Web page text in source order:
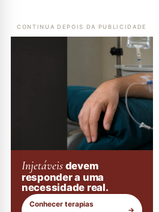
CONTINUA DEPOIS DA PUBLICIDADE
Injetáveisdevem
responder a uma
necessidade real.
Conhecer terapias